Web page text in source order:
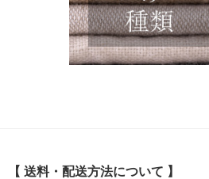
【 送料・配送方法について 】